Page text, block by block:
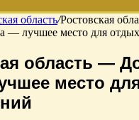
область/Ростовская
— лучшее место для
область —
место